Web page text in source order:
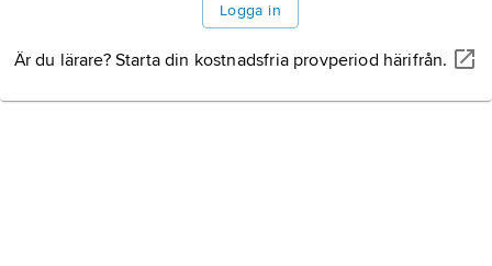
Logga in
Är du lärare? Starta din kostnadsfria provperiod härifrån.